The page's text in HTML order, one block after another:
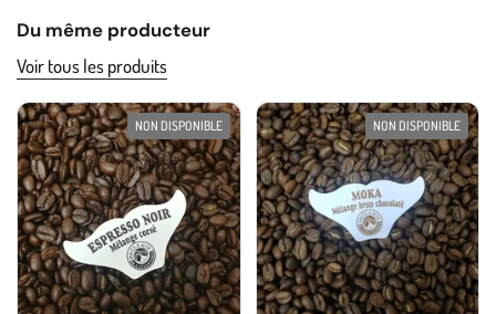
Du même producteur
Voir tous les produits
NON DISPONIBLE NON DISPONIBLE